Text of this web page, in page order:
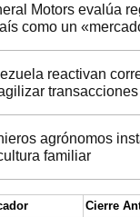
Motors evalúa
como un
reactivan
agrónomos
familiar
Cierre